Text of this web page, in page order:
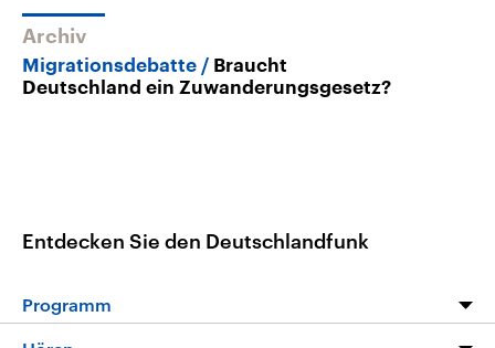
Archiv
Migrationsdebatte
Braucht
Deutschland ein Zuwanderungsgesetz?
Entdecken Sie den Deutschlandfunk
Programm
Programm